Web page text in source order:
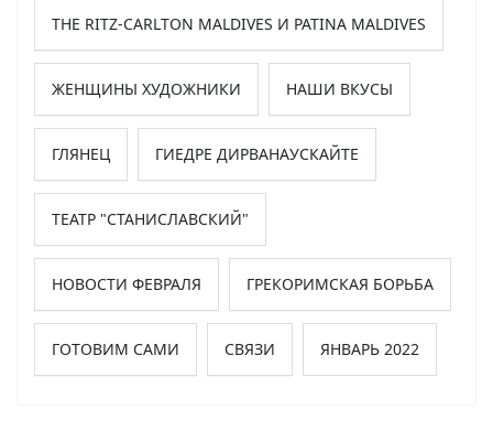
THE RITZ-CARLTON MALDIVES И PATINA MALDIVES
ЖЕНЩИНЫ ХУДОЖНИКИ НАШИ ВКУСЫ
ГЛЯНЕЦ ГИЕДРЕ ДИРВАНАУСКАЙТЕ
ТЕАТР "СТАНИСЛАВСКИЙ"
НОВОСТИ ФЕВРАЛЯ ГРЕКОРИМСКАЯ БОРЬБА
ГОТОВИМ САМИ СВЯЗИ ЯНВАРЬ 2022